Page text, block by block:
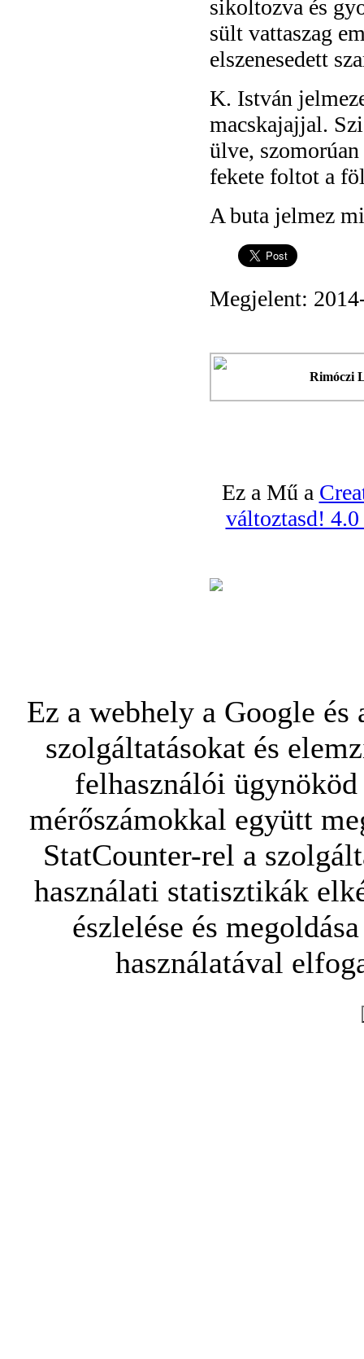
sikoltozva és
sült vattaszag
elszenesedett
K. István
macskajajjal.
ülve,
fekete foltot a
A buta jelmez
Megjelent:
Rimóczi
Ez a Mű a
változtasd!
Ez a webhely a Google
szolgáltatásokat és
felhasználói
mérőszámokkal együtt
StatCounter-rel a
használati statisztikák
észlelése és
használatával